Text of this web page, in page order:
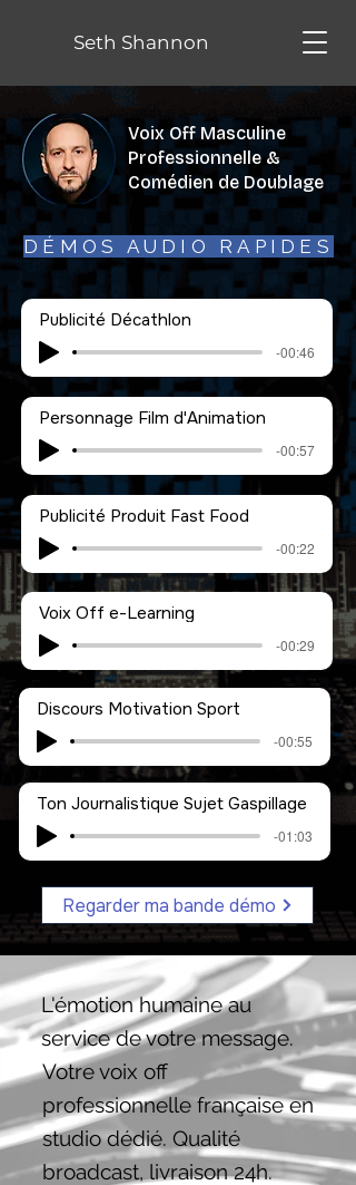
Seth Shannon
Voix Off Masculine
Professionnelle &
Comédien de Doublage
DÉMOS AUDIO RAPIDES
Publicité Décathlon
-00:46
Personnage Film d'Animation
-00:57
Publicité Produit Fast Food
-00:22
Voix Off e-Learning
-00:29
Discours Motivation Sport
-00:55
Ton Journalistique Sujet Gaspillage
-01:03
Regarder ma bande démo
L'émotion humaine au
service de votre message.
Votre voix off
professionnelle française en
studio dédié. Qualité
broadcast, livraison 24h.